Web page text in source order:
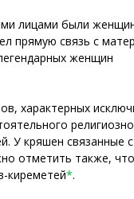
лицами были
прямую связь с
женщин
характерных
У кряшен связанные
отметить также,
киреметей*.